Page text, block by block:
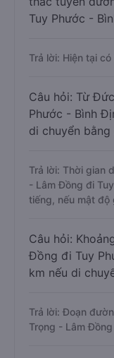
Tuy Phước -
Trả lời: Hiện tại
Câu hỏi: Từ
Phước - Bình
di chuyển bằng
Trả lời: Thời gian
- Lâm Đồng đi
tiếng, nếu mật độ
Câu hỏi:
Đồng đi Tuy
km nếu di
Trả lời: Đoạn
Trọng - Lâm